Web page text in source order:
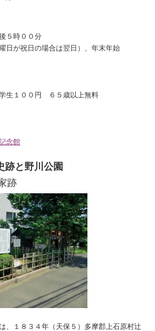
５時００分
日が祝日の場合は翌日）、年末年始
生１００円 ６５歳以上無料
念館
跡と野川公園
跡
、１８３４年（天保５）多摩郡上石原村辻